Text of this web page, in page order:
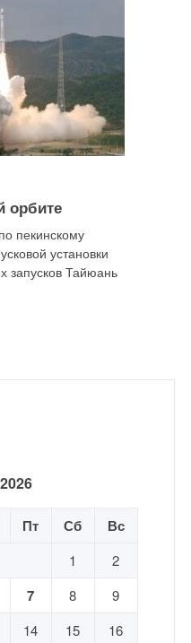
орбите
пекинскому
установки
запусков Тайюань
Пт Сб Вс
1
2
7 8
9
14 15
16